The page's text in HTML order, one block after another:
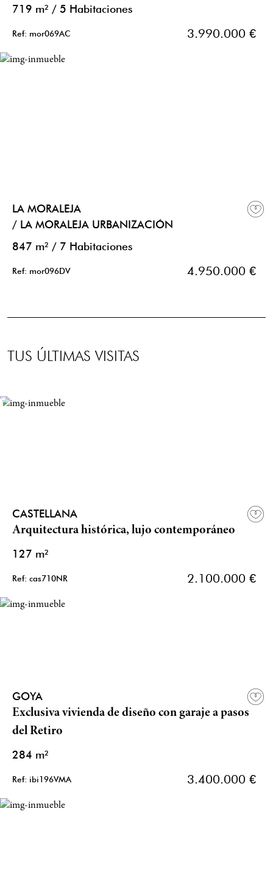
719 m² / 5 Habitaciones
Ref: mor069AC 3.990.000 €
LA MORALEJA
/ LA MORALEJA URBANIZACIÓN
847 m² / 7 Habitaciones
Ref: mor096DV 4.950.000 €
TUS ÚLTIMAS VISITAS
CASTELLANA
Arquitectura histórica, lujo contemporáneo
127 m²
Ref: cas710NR 2.100.000 €
GOYA
Exclusiva vivienda de diseño con garaje a pasos
del Retiro
284 m²
Ref: ibi196VMA 3.400.000 €